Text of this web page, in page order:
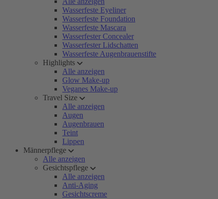
Wasserfeste Eyeliner
Wasserfeste Foundation
Wasserfeste Mascara
Wasserfester Concealer
Wasserfester Lidschatten
Wasserfeste Augenbrauenstifte
Highlights
Alle anzeigen
Glow Make-up
Veganes Make-up
Travel Size
Alle anzeigen
Augen
Augenbrauen
Teint
Lippen
Männerpflege
Alle anzeigen
Gesichtspflege
Alle anzeigen
Anti-Aging
Gesichtscreme